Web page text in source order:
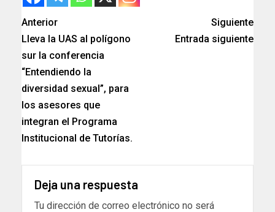
Anterior
Lleva la UAS al polígono
sur la conferencia
“Entendiendo la
diversidad sexual”, para
los asesores que
integran el Programa
Institucional de Tutorías.
Siguiente
Entrada siguiente
Deja una respuesta
Tu dirección de correo electrónico no será